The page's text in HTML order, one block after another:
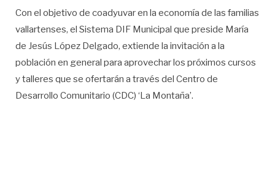
Con el objetivo de coadyuvar en la economía de las familias
vallartenses, el Sistema DIF Municipal que preside María
de Jesús López Delgado, extiende la invitación a la
población en general para aprovechar los próximos cursos
y talleres que se ofertarán a través del Centro de
Desarrollo Comunitario (CDC) ‘La Montaña’.